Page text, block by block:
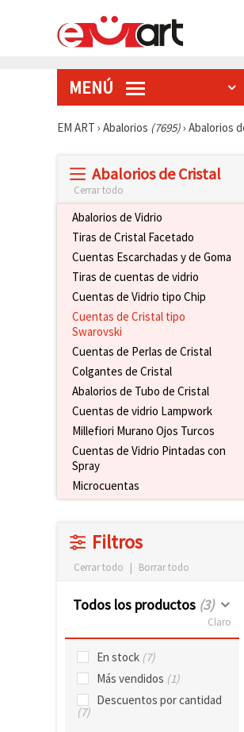
MENÚ
EM ART › Abalorios (7695)› Abalorios
Abalorios de Cristal
Cerrar todo
Abalorios de Vidrio
Tiras de Cristal Facetado
Cuentas Escarchadas y de Goma
Tiras de cuentas de vidrio
Cuentas de Vidrio tipo Chip
Cuentas de Cristal tipo
Swarovski
Cuentas de Perlas de Cristal
Colgantes de Cristal
Abalorios de Tubo de Cristal
Cuentas de vidrio Lampwork
Millefiori Murano Ojos Turcos
Cuentas de Vidrio Pintadas con
Spray
Microcuentas
Filtros
Cerrar todo | Borrar todo
Todos los productos (3)
Claro
En stock (7)
Más vendidos (1)
Descuentos por cantidad
(7)